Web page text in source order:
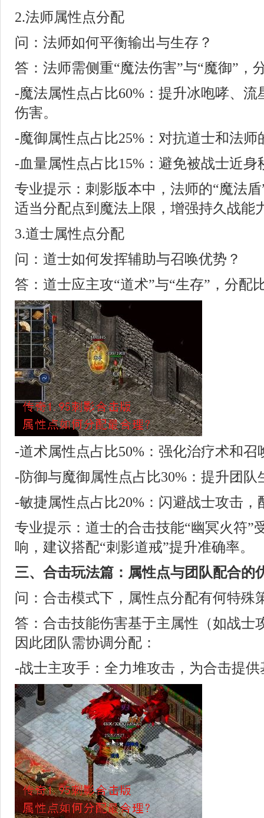
2.法师属性点分配
问：法师如何平衡输出与生存？
答：法师需侧重“魔法伤害”与“魔御”，
-魔法属性点占比60%：提升冰咆哮、
伤害。
-魔御属性点占比25%：对抗道士和法师
-血量属性点占比15%：避免被战士近身
专业提示：刺影版本中，法师的“魔法
适当分配点到魔法上限，增强持久战能
3.道士属性点分配
问：道士如何发挥辅助与召唤优势？
答：道士应主攻“道术”与“生存”，分配
-道术属性点占比50%：强化治疗术和召
-防御与魔御属性点占比30%：提升团队
-敏捷属性点占比20%：闪避战士攻击，
专业提示：道士的合击技能“幽冥火符”
响，建议搭配“刺影道戒”提升准确率。
三、合击玩法篇：属性点与团队配合的
问：合击模式下，属性点分配有何特殊
答：合击技能伤害基于主属性（如战士
因此团队需协调分配：
-战士主攻手：全力堆攻击，为合击提